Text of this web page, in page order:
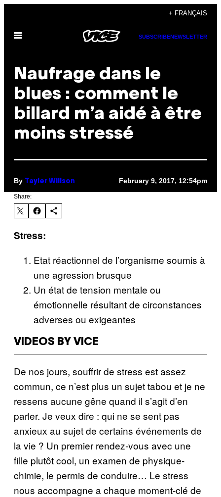
content
+ FRANÇAIS
Open
SUBSCRIBENEWSLETTER
Naufrage dans le
blues : comment le
billard m’a aidé à être
moins stressé
By Tayler Willson February 9, 2017, 12:54pm
Share:
Stress:
Etat réactionnel de l’organisme soumis à
une agression brusque
Un état de tension mentale ou
émotionnelle résultant de circonstances
adverses ou exigeantes
VIDEOS BY VICE
De nos jours, souffrir de stress est assez
commun, ce n’est plus un sujet tabou et je ne
ressens aucune gêne quand il s’agit d’en
parler. Je veux dire : qui ne se sent pas
anxieux au sujet de certains événements de
la vie ? Un premier rendez-vous avec une
fille plutôt cool, un examen de physique-
chimie, le permis de conduire… Le stress
nous accompagne a chaque moment-clé de